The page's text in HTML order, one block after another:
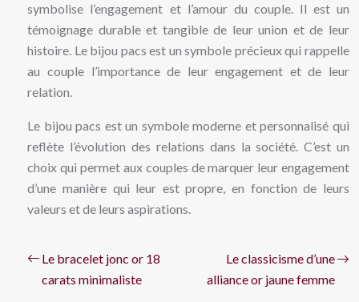
symbolise l’engagement et l’amour du couple. Il est un
témoignage durable et tangible de leur union et de leur
histoire. Le bijou pacs est un symbole précieux qui rappelle
au couple l’importance de leur engagement et de leur
relation.
Le bijou pacs est un symbole moderne et personnalisé qui
reflète l’évolution des relations dans la société. C’est un
choix qui permet aux couples de marquer leur engagement
d’une manière qui leur est propre, en fonction de leurs
valeurs et de leurs aspirations.
Le bracelet jonc or 18
carats minimaliste
Le classicisme d’une
alliance or jaune femme